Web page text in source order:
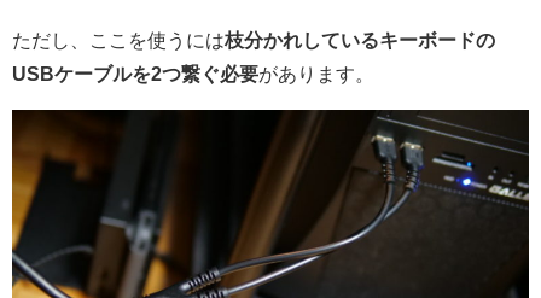
ただし、ここを使うには枝分かれしているキーボードの
USBケーブルを2つ繋ぐ必要があります。